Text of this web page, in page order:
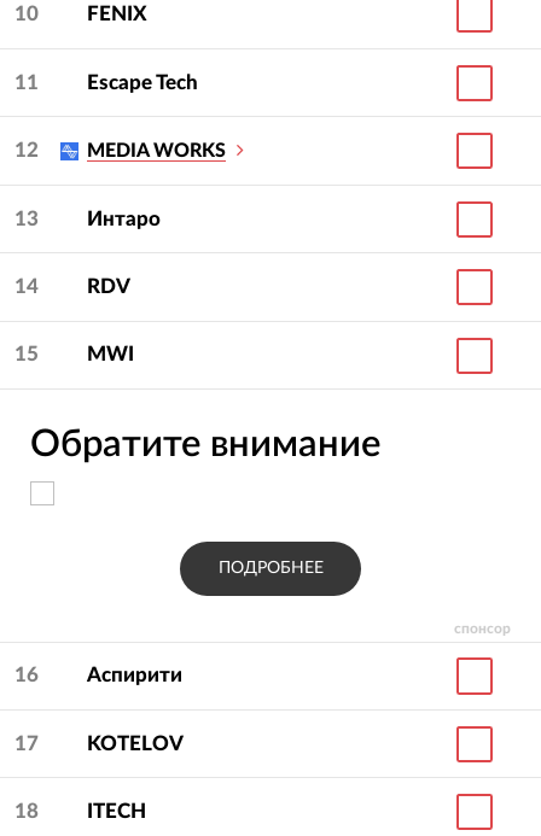
10 FENIX
11 Escape Tech
12 MEDIA WORKS
13 Интаро
14 RDV
15 MWI
спонсор
Обратите внимание
ПОДРОБНЕЕ
16 Аспирити
17 KOTELOV
18 ITECH